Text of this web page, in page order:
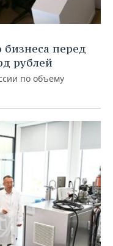
бизнеса перед
рублей
по объему